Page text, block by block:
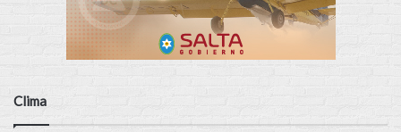
Clima